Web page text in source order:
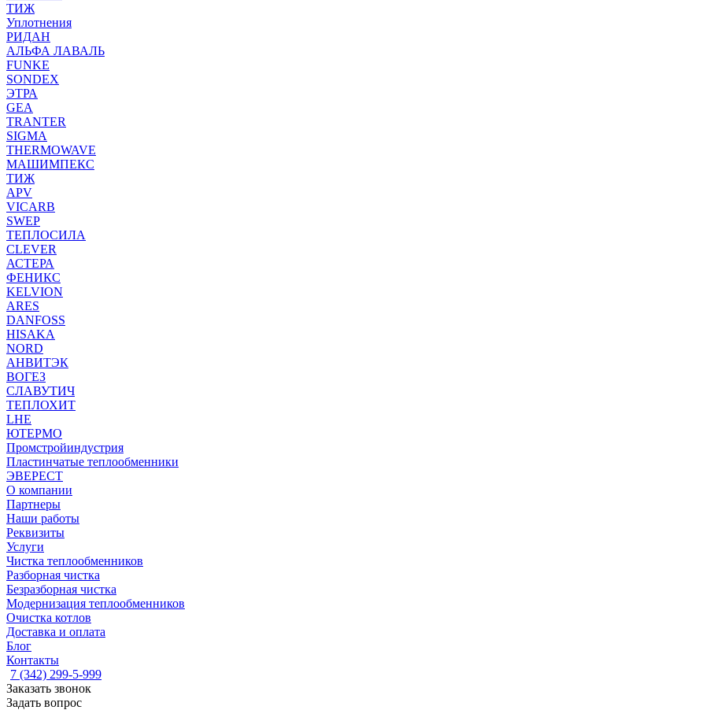
ТИЖ
Уплотнения
РИДАН
АЛЬФА ЛАВАЛЬ
FUNKE
SONDEX
ЭТРА
GEA
TRANTER
SIGMA
THERMOWAVE
МАШИМПЕКС
ТИЖ
APV
VICARB
SWEP
ТЕПЛОСИЛА
CLEVER
АСТЕРА
ФЕНИКС
KELVION
ARES
DANFOSS
HISAKA
NORD
АНВИТЭК
ВОГЕЗ
СЛАВУТИЧ
ТЕПЛОХИТ
LHE
ЮТЕРМО
Промстройиндустрия
Пластинчатые теплообменники
ЭВЕРЕСТ
О компании
Партнеры
Наши работы
Реквизиты
Услуги
Чистка теплообменников
Разборная чистка
Безразборная чистка
Модернизация теплообменников
Очистка котлов
Доставка и оплата
Блог
Контакты
7 (342) 299-5-999
Заказать звонок
Задать вопрос